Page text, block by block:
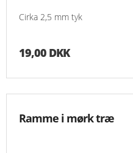
Cirka 2,5 mm tyk
19,00 DKK
Ramme i mørk træ